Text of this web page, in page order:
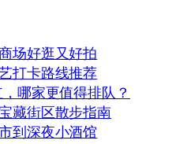
场好逛又好拍
打卡路线推荐
哪家更值得排队？
藏街区散步指南
到深夜小酒馆